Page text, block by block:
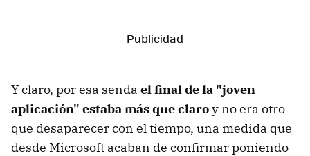
Y claro, por esa senda el final de la "joven
aplicación" estaba más que claroy no era otro
que desaparecer con el tiempo, una medida que
desde Microsoft acaban de confirmar poniendo